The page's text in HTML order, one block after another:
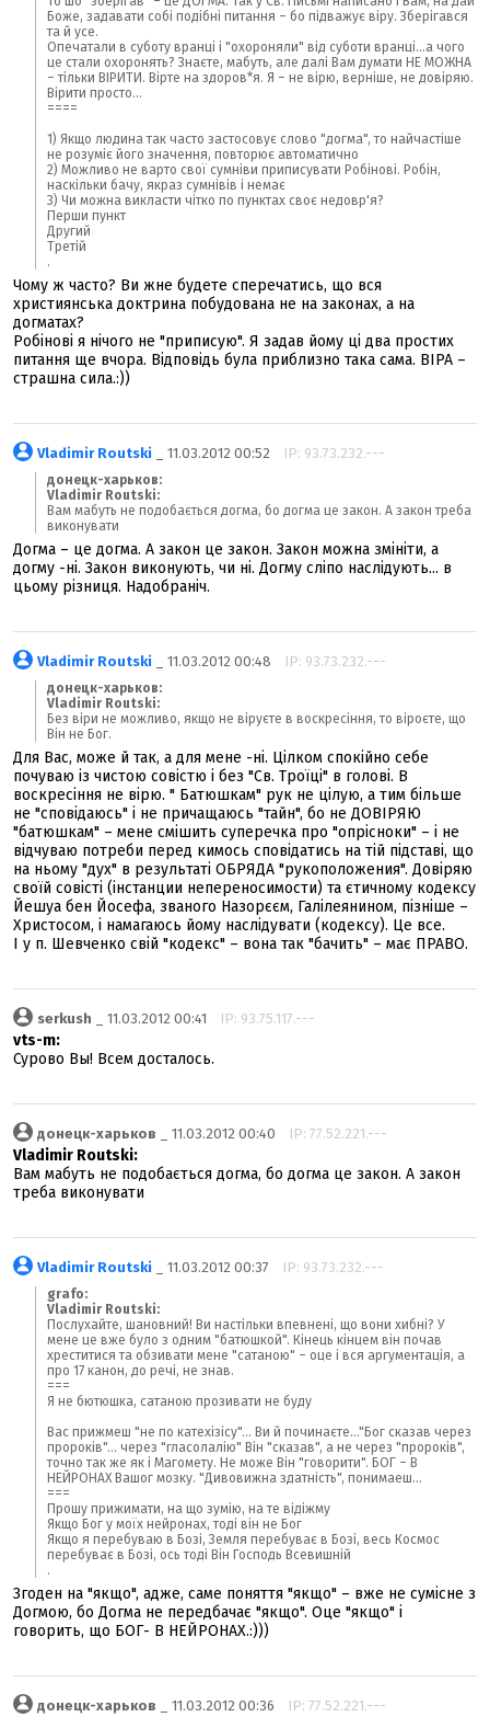
Боже, задавати собі подібні питання – бо підважує віру. Зберігався
та й усе.
Опечатали в суботу вранці і "охороняли" від суботи вранці...а чого
це стали охоронять? Знаєте, мабуть, але далі Вам думати НЕ МОЖНА
– тільки ВІРИТИ. Вірте на здоров*я. Я – не вірю, верніше, не довіряю.
Вірити просто...
====
1) Якщо людина так часто застосовує слово "догма", то найчастіше
не розуміє його значення, повторює автоматично
2) Можливо не варто свої сумніви приписувати Робінові. Робін,
наскільки бачу, якраз сумнівів і немає
3) Чи можна викласти чітко по пунктах своє недовр'я?
Перши пункт
Другий
Третій
.
Чому ж часто? Ви жне будете сперечатись, що вся
християнська доктрина побудована не на законах, а на
догматах?
Робінові я нічого не "приписую". Я задав йому ці два простих
питання ще вчора. Відповідь була приблизно така сама. ВІРА –
страшна сила.:))
Vladimir Routski _ 11.03.2012 00:52 IP: 93.73.232.---
донецк-харьков:
Vladimir Routski:
Вам мабуть не подобається догма, бо догма це закон. А закон треба
виконувати
Догма – це догма. А закон це закон. Закон можна змініти, а
догму -ні. Закон виконують, чи ні. Догму сліпо наслідують... в
цьому різниця. Надобраніч.
Vladimir Routski _ 11.03.2012 00:48 IP: 93.73.232.---
донецк-харьков:
Vladimir Routski:
Без віри не можливо, якщо не віруєте в воскресіння, то віроєте, що
Він не Бог.
Для Вас, може й так, а для мене -ні. Цілком спокійно себе
почуваю із чистою совістю і без "Св. Троїці" в голові. В
воскресіння не вірю. " Батюшкам" рук не цілую, а тим більше
не "сповідаюсь" і не причащаюсь "тайн", бо не ДОВІРЯЮ
"батюшкам" – мене смішить суперечка про "опрісноки" – і не
відчуваю потреби перед кимось сповідатись на тій підставі, що
на ньому "дух" в результаті ОБРЯДА "рукоположения". Довіряю
своїй совісті (інстанции непереносимости) та єтичному кодексу
Йешуа бен Йосефа, званого Назорєєм, Галілеянином, пізніше –
Христосом, і намагаюсь йому наслідувати (кодексу). Це все.
І у п. Шевченко свій "кодекс" – вона так "бачить" – має ПРАВО.
serkush _ 11.03.2012 00:41 IP: 93.75.117.---
vts-m:
Сурово Вы! Всем досталось.
донецк-харьков _ 11.03.2012 00:40 IP: 77.52.221.---
Vladimir Routski:
Вам мабуть не подобається догма, бо догма це закон. А закон
треба виконувати
Vladimir Routski _ 11.03.2012 00:37 IP: 93.73.232.---
grafo:
Vladimir Routski:
Послухайте, шановний! Ви настільки впевнені, що вони хибні? У
мене це вже було з одним "батюшкой". Кінець кінцем він почав
хреститися та обзивати мене "сатаною" – оце і вся аргументація, а
про 17 канон, до речі, не знав.
===
Я не бютюшка, сатаною прозивати не буду
Вас прижмеш "не по катехізісу"... Ви й починаєте..."Бог сказав через
пророків"... через "гласолалію" Він "сказав", а не через "пророків",
точно так же як і Магомету. Не може Він "говорити". БОГ – В
НЕЙРОНАХ Вашог мозку. "Дивовижна здатність", понимаеш...
===
Прошу прижимати, на що зумію, на те відіжму
Якщо Бог у моїх нейронах, тоді він не Бог
Якщо я перебуваю в Бозі, Земля перебуває в Бозі, весь Космос
перебуває в Бозі, ось тоді Він Господь Всевишній
.
Згоден на "якщо", адже, саме поняття "якщо" – вже не сумісне з
Догмою, бо Догма не передбачає "якщо". Оце "якщо" і
говорить, що БОГ- В НЕЙРОНАХ.:)))
донецк-харьков _ 11.03.2012 00:36 IP: 77.52.221.---